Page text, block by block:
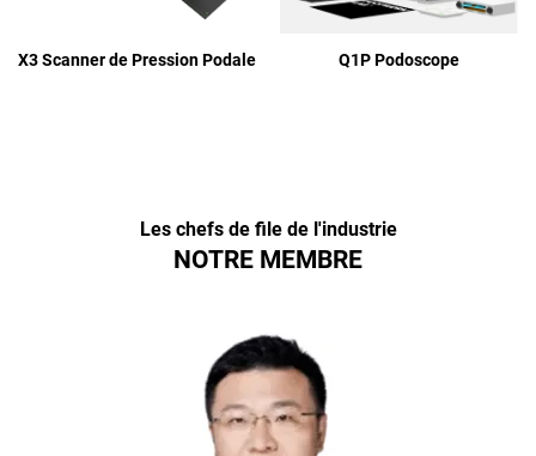
X3 Scanner de Pression Podale Q1P Podoscope
Les chefs de file de l'industrie
NOTRE MEMBRE